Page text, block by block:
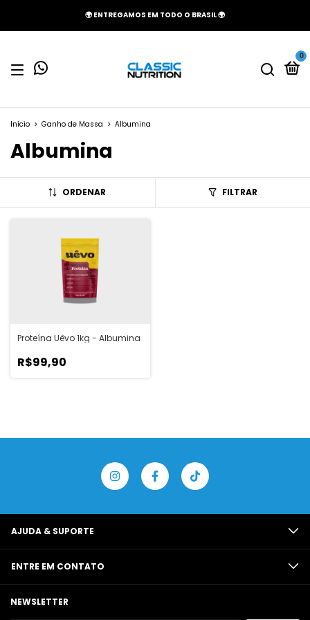
🌍 ENTREGAMOS EM TODO O BRASIL 🌍
0
Início > Ganho de Massa > Albumina
Albumina
ORDENAR FILTRAR
Proteína Uêvo 1kg - Albumina
R$99,90
AJUDA & SUPORTE
ENTRE EM CONTATO
NEWSLETTER